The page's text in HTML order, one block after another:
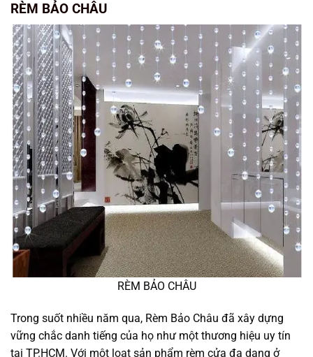
RÈM BẢO CHÂU
RÈM BẢO CHÂU
Trong suốt nhiều năm qua, Rèm Bảo Châu đã xây dựng
vững chắc danh tiếng của họ như một thương hiệu uy tín
tại TP.HCM. Với một loạt sản phẩm rèm cửa đa dạng ở